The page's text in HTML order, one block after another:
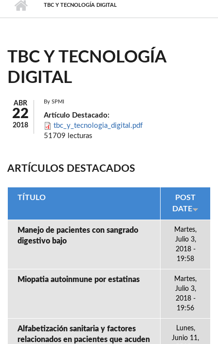
TBC Y TECNOLOGÍA DIGITAL
TBC Y TECNOLOGÍA
DIGITAL
ABR
22
2018
By SPMI
Artículo Destacado:
tbc_y_tecnologia_digital.pdf
51709 lecturas
ARTÍCULOS DESTACADOS
TÍTULO
POST
DATE
Manejo de pacientes con sangrado
digestivo bajo
Martes,
Julio 3,
2018 -
19:58
Miopatia autoinmune por estatinas
Martes,
Julio 3,
2018 -
19:56
Alfabetización sanitaria y factores
relacionados en pacientes que acuden
Lunes,
Junio 11,